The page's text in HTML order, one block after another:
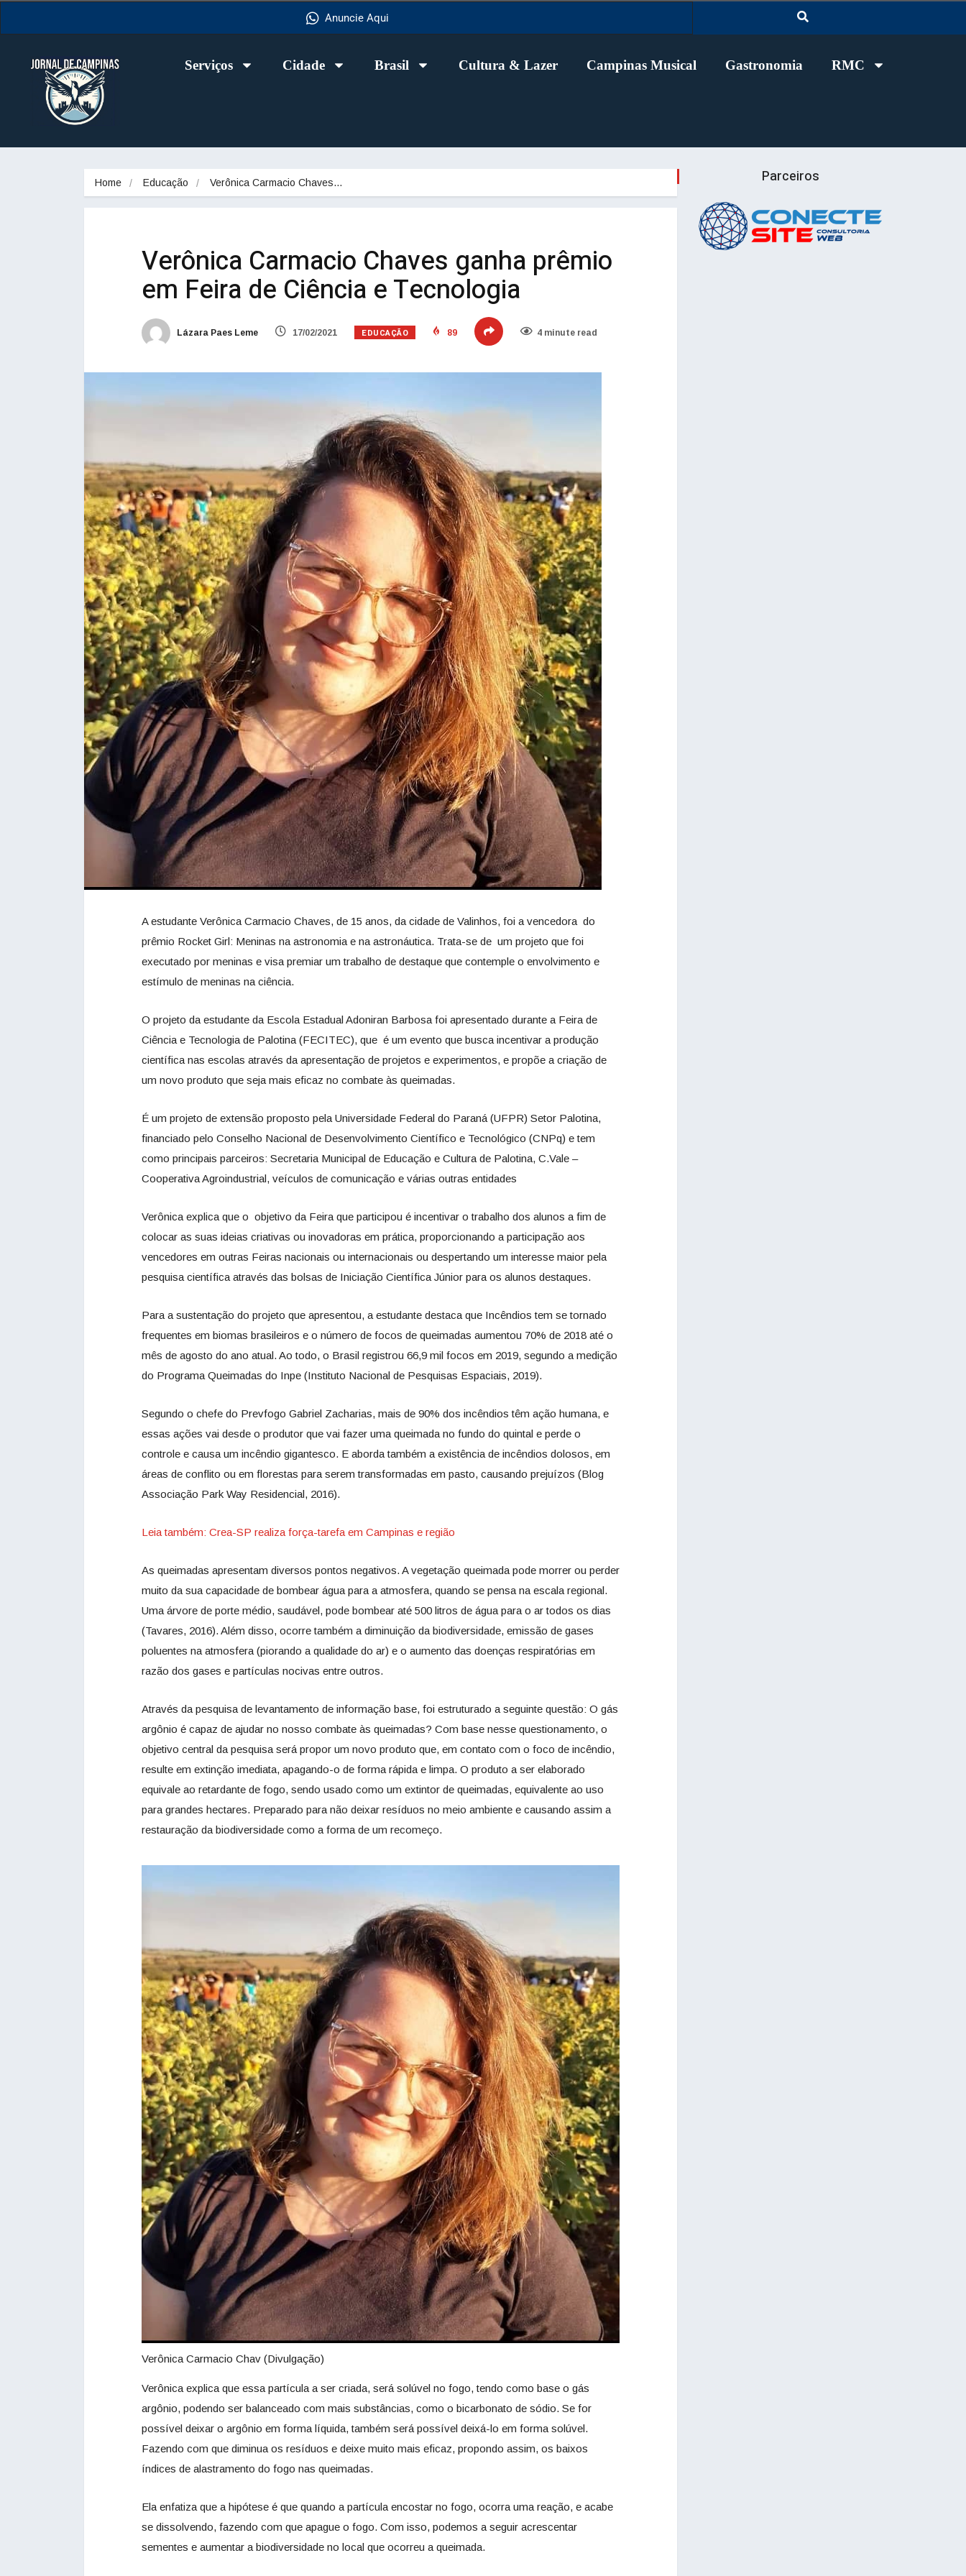
Anuncie Aqui
Serviços Cidade Brasil Cultura & Lazer Campinas Musical Gastronomia RMC
Home Educação Verônica Carmacio Chaves…
Verônica Carmacio Chaves ganha prêmio
em Feira de Ciência e Tecnologia
Lázara Paes Leme 17/02/2021 EDUCAÇÃO 89 4 minute read
A estudante Verônica Carmacio Chaves, de 15 anos, da cidade de Valinhos, foi a vencedora do
prêmio Rocket Girl: Meninas na astronomia e na astronáutica. Trata-se de um projeto que foi
executado por meninas e visa premiar um trabalho de destaque que contemple o envolvimento e
estímulo de meninas na ciência.
O projeto da estudante da Escola Estadual Adoniran Barbosa foi apresentado durante a Feira de
Ciência e Tecnologia de Palotina (FECITEC), que é um evento que busca incentivar a produção
científica nas escolas através da apresentação de projetos e experimentos, e propõe a criação de
um novo produto que seja mais eficaz no combate às queimadas.
É um projeto de extensão proposto pela Universidade Federal do Paraná (UFPR) Setor Palotina,
financiado pelo Conselho Nacional de Desenvolvimento Científico e Tecnológico (CNPq) e tem
como principais parceiros: Secretaria Municipal de Educação e Cultura de Palotina, C.Vale –
Cooperativa Agroindustrial, veículos de comunicação e várias outras entidades
Verônica explica que o objetivo da Feira que participou é incentivar o trabalho dos alunos a fim de
colocar as suas ideias criativas ou inovadoras em prática, proporcionando a participação aos
vencedores em outras Feiras nacionais ou internacionais ou despertando um interesse maior pela
pesquisa científica através das bolsas de Iniciação Científica Júnior para os alunos destaques.
Para a sustentação do projeto que apresentou, a estudante destaca que Incêndios tem se tornado
frequentes em biomas brasileiros e o número de focos de queimadas aumentou 70% de 2018 até o
mês de agosto do ano atual. Ao todo, o Brasil registrou 66,9 mil focos em 2019, segundo a medição
do Programa Queimadas do Inpe (Instituto Nacional de Pesquisas Espaciais, 2019).
Segundo o chefe do Prevfogo Gabriel Zacharias, mais de 90% dos incêndios têm ação humana, e
essas ações vai desde o produtor que vai fazer uma queimada no fundo do quintal e perde o
controle e causa um incêndio gigantesco. E aborda também a existência de incêndios dolosos, em
áreas de conflito ou em florestas para serem transformadas em pasto, causando prejuízos (Blog
Associação Park Way Residencial, 2016).
Leia também: Crea-SP realiza força-tarefa em Campinas e região
As queimadas apresentam diversos pontos negativos. A vegetação queimada pode morrer ou perder
muito da sua capacidade de bombear água para a atmosfera, quando se pensa na escala regional.
Uma árvore de porte médio, saudável, pode bombear até 500 litros de água para o ar todos os dias
(Tavares, 2016). Além disso, ocorre também a diminuição da biodiversidade, emissão de gases
poluentes na atmosfera (piorando a qualidade do ar) e o aumento das doenças respiratórias em
razão dos gases e partículas nocivas entre outros.
Através da pesquisa de levantamento de informação base, foi estruturado a seguinte questão: O gás
argônio é capaz de ajudar no nosso combate às queimadas? Com base nesse questionamento, o
objetivo central da pesquisa será propor um novo produto que, em contato com o foco de incêndio,
resulte em extinção imediata, apagando-o de forma rápida e limpa. O produto a ser elaborado
equivale ao retardante de fogo, sendo usado como um extintor de queimadas, equivalente ao uso
para grandes hectares. Preparado para não deixar resíduos no meio ambiente e causando assim a
restauração da biodiversidade como a forma de um recomeço.
Verônica Carmacio Chav (Divulgação)
Verônica explica que essa partícula a ser criada, será solúvel no fogo, tendo como base o gás
argônio, podendo ser balanceado com mais substâncias, como o bicarbonato de sódio. Se for
possível deixar o argônio em forma líquida, também será possível deixá-lo em forma solúvel.
Fazendo com que diminua os resíduos e deixe muito mais eficaz, propondo assim, os baixos
índices de alastramento do fogo nas queimadas.
Ela enfatiza que a hipótese é que quando a partícula encostar no fogo, ocorra uma reação, e acabe
se dissolvendo, fazendo com que apague o fogo. Com isso, podemos a seguir acrescentar
sementes e aumentar a biodiversidade no local que ocorreu a queimada.
Parceiros